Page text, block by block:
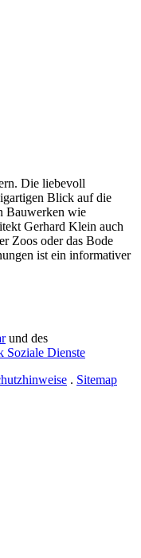
Die liebevoll
Blick auf die
Bauwerken wie
Gerhard Klein auch
Zoos oder das Bode
ist ein informativer
und des
Soziale Dienste
. Sitemap